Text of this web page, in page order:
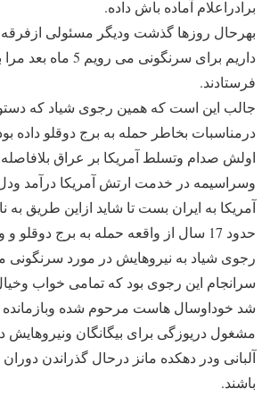
برادراعلام آماده باش داده.
بهرحال روزها گذشت ودیگر مسئولی ازفرقه
داریم برای سرنگونی می
فرستادند.
جالب این است که همین رجوی شیاد که
درمناسبات بخاطر حمله به برج دوقلو داده
اولش صدام وتسلط آمریکا بر عراق
وسراسیمه در خدمت ارتش آمریکا درآمد
آمریکا به ایران بست تا شاید ازاین طریق به
حدود 17 سال از واقعه حمله به برج
رجوی شیاد به نیروهایش در مورد سرنگونی
سرانجام این رجوی بود که تمامی خواب
شد خوداوسال هاست مرحوم شده وبازمانده
مشغول دریوزگی برای بیگانگان
آلبانی ودر دهکده مانز درحال گذراندن
باشند.